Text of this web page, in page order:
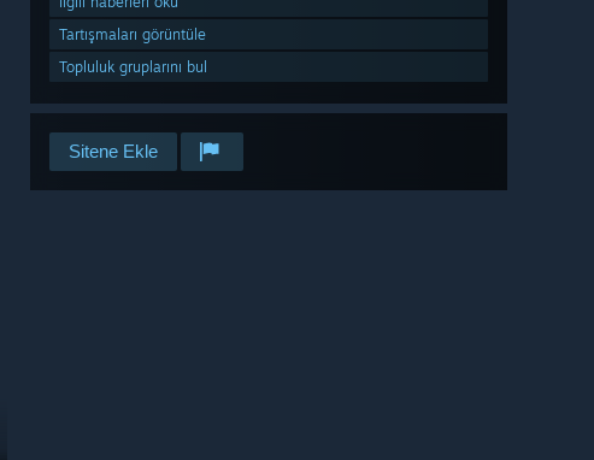
Tartışmaları görüntüle
Topluluk gruplarını bul
Sitene Ekle